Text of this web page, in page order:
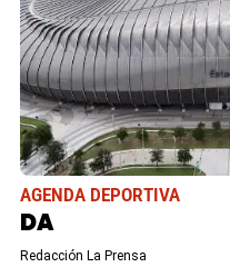
AGENDA DEPORTIVA
DA
Redacción La Prensa